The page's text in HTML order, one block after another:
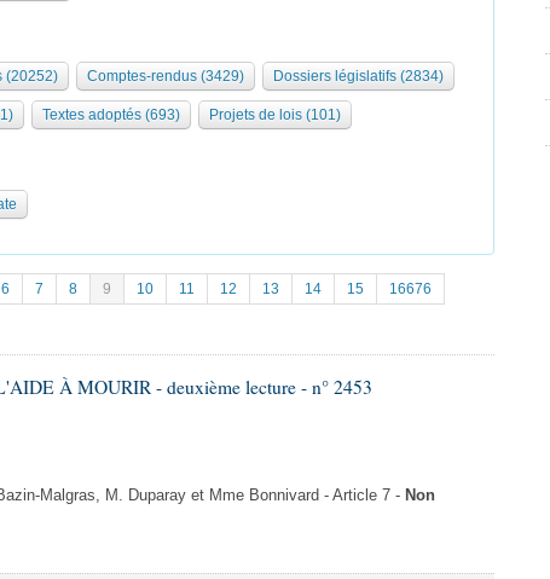
(20252) Comptes-rendus (3429) Dossiers législatifs (2834)
Textes adoptés (693) Projets de lois (101)
6 7 8 9 10 11 12 13 14 15
16676
À MOURIR - deuxième lecture - n° 2453
Malgras, M. Duparay et Mme Bonnivard - Article 7 - Non